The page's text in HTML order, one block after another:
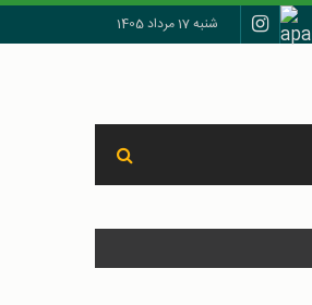
شنبه 17 مرداد 1405